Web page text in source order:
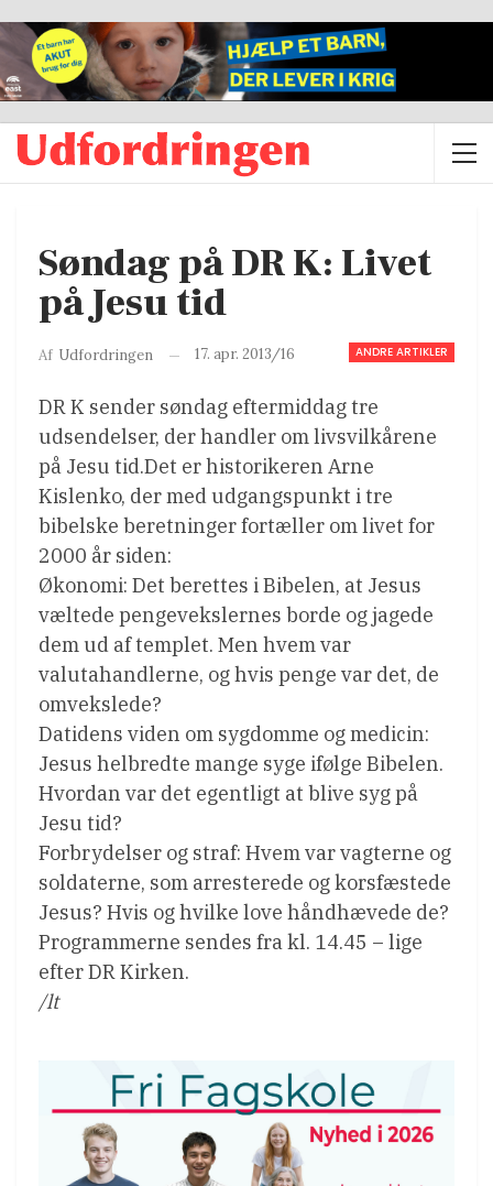
Søndag på DR K: Livet
på Jesu tid
ANDRE ARTIKLER
Af Udfordringen 17. apr. 2013/16
DR K sender søndag eftermiddag tre
udsendelser, der handler om livsvilkårene
på Jesu tid.Det er historikeren Arne
Kislenko, der med udgangspunkt i tre
bibelske beretninger fortæller om livet for
2000 år siden:
Økonomi: Det berettes i Bibelen, at Jesus
væltede pengevekslernes borde og jagede
dem ud af templet. Men hvem var
valutahandlerne, og hvis penge var det, de
omvekslede?
Datidens viden om sygdomme og medicin:
Jesus helbredte mange syge ifølge Bibelen.
Hvordan var det egentligt at blive syg på
Jesu tid?
Forbrydelser og straf: Hvem var vagterne og
soldaterne, som arresterede og korsfæstede
Jesus? Hvis og hvilke love håndhævede de?
Programmerne sendes fra kl. 14.45 – lige
efter DR Kirken.
/lt